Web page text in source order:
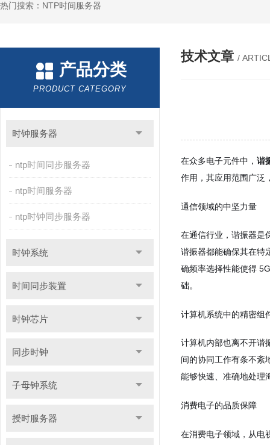
热门搜索：NTP时间服务器
产品分类
PRODUCT CATEGORY
时钟服务器
ntp时间同步服务器
ntp时间服务器
ntp时钟同步服务器
时钟系统
时间同步装置
时钟芯片
同步时钟
子母钟系统
授时服务器
技术文章 /
在众多电子元件中， 谐
作用，其应用范围广泛
通信领域的中坚力量
在通信行业，谐振器是
谐振器都能确保其在特
确频率选择性能使得
础。
计算机系统中的精密组
计算机内部也离不开谐
间的协同工作有条不紊
能够快速、准确地处理
消费电子的品质保障
在消费电子领域，从电